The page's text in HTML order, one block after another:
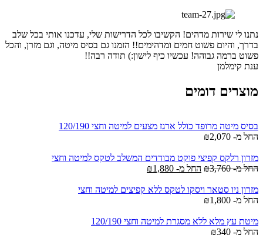
נתנו לי שירות מדהים! הקשיבו לכל הדרישות שלי, עדכנו אותי בכל שלב
בדרך, והיום פשוט חמים ומדהימים!! הזמנו גם בסיס מיטה, וגם מזרן, והכל
פשוט ברמה גבוהה! עכשיו כיף לישון:) תודה רבה!!
ענת קימלמן
מוצרים דומים
בסיס מיטה מרופד כולל ארגז מצעים למיטה וחצי 120/190
החל מ-
₪2,070
מזרון רלקס קפיצי פוקט מבודדים המשלב לטקס למיטה וחצי
החל מ-
₪3,760 החל מ- ₪1,880
מזרון ניו סטאר ויסקו לטקס ללא קפיצים למיטה וחצי
החל מ-
₪1,800
מיטת עץ מלא ללא מסגרת למיטה וחצי 120/190
החל מ-
₪340